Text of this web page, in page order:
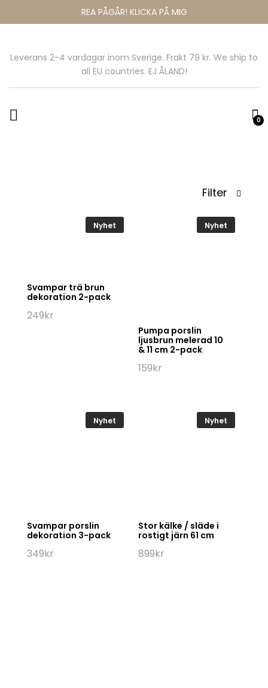
REA PÅGÅR! KLICKA PÅ MIG
Leverans 2-4 vardagar inom Sverige. Frakt 79 kr. We ship to
all EU countries. EJ ÅLAND!
0
Filter
Nyhet
Svampar trä brun
dekoration 2-pack
249kr
Nyhet
Pumpa porslin
ljusbrun melerad 10
& 11 cm 2-pack
159kr
Nyhet
Svampar porslin
dekoration 3-pack
349kr
Nyhet
Stor kälke / släde i
rostigt järn 61 cm
899kr